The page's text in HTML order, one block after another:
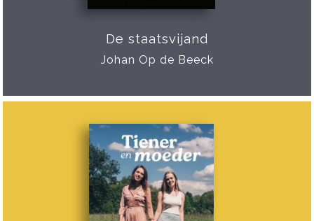
De staatsvijand
Johan Op de Beeck